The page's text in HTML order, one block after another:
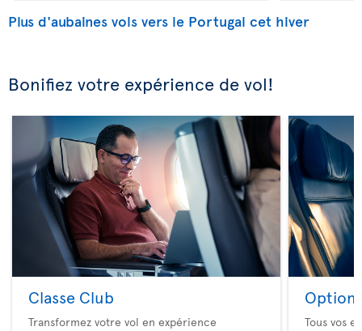
Plus d'aubaines vols vers le Portugal cet hiver
Bonifiez votre expérience de vol!
Classe Club
Transformez votre vol en expérience
Option
Tous vos